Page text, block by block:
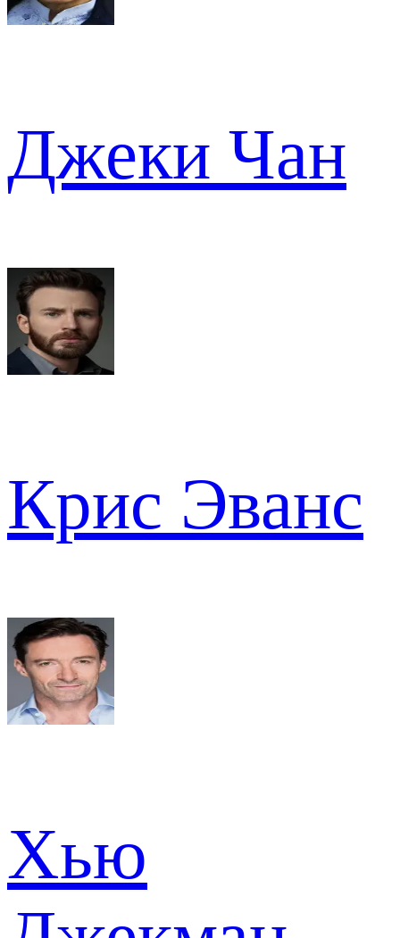
Джеки Чан
Крис Эванс
Хью